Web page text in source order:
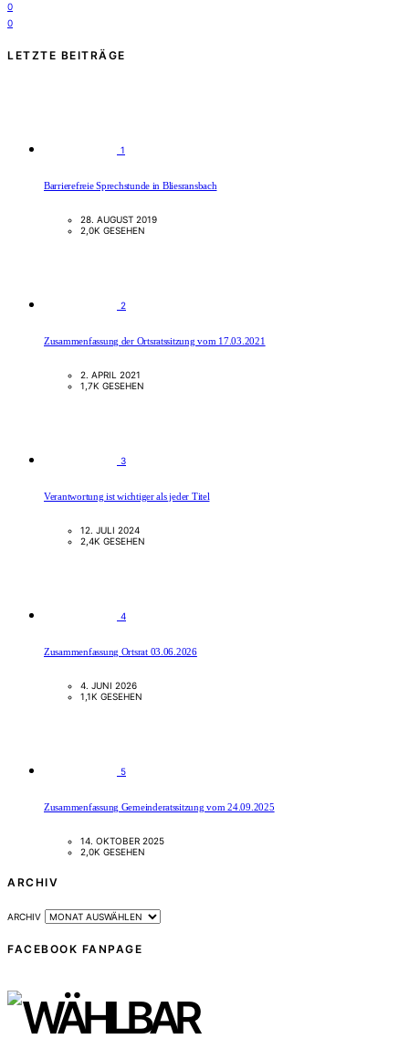
0
0
LETZTE BEITRÄGE
1
Barrierefreie Sprechstunde in Bliesransbach
28. AUGUST 2019
2,0K GESEHEN
2
Zusammenfassung der Ortsratssitzung vom 17.03.2021
2. APRIL 2021
1,7K GESEHEN
3
Verantwortung ist wichtiger als jeder Titel
12. JULI 2024
2,4K GESEHEN
4
Zusammenfassung Ortsrat 03.06.2026
4. JUNI 2026
1,1K GESEHEN
5
Zusammenfassung Gemeinderatssitzung vom 24.09.2025
14. OKTOBER 2025
2,0K GESEHEN
ARCHIV
ARCHIV
FACEBOOK FANPAGE